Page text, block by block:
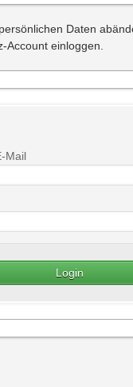
Daten
Account einloggen.
Mail